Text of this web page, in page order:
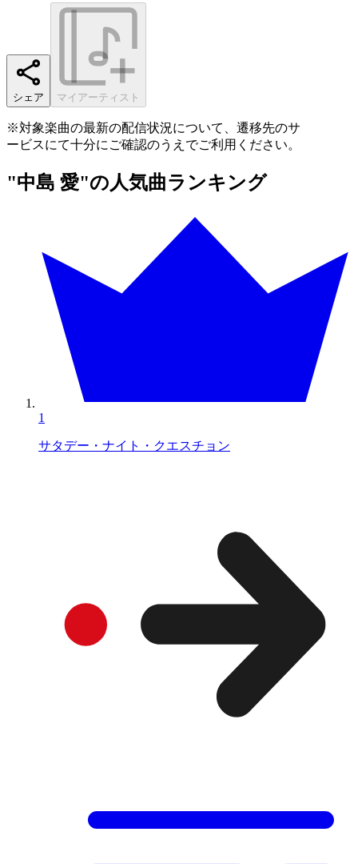
シェア マイアーティスト
※対象楽曲の最新の配信状況について、遷移先のサ
ービスにて十分にご確認のうえでご利用ください。
"中島 愛"の人気曲ランキング
1
サタデー・ナイト・クエスチョン